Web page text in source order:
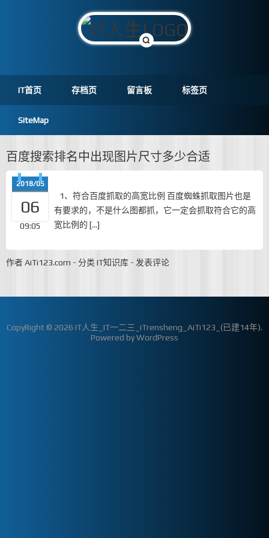
IT首页 存档页 留言板 标签页
SiteMap
百度搜索排名中出现图片尺寸多少合适
2018/05
06
09:05
1、符合百度抓取的高宽比例 百度蜘蛛抓取图片也是
有要求的，不是什么图都抓，它一定会抓取符合它的高
宽比例的 […]
作者AiTi123.com - 分类 IT知识库 - 发表评论
CopyRight © 2026 IT人生_IT一二三_iTrensheng_AiTi123_(已建14年).
Powered byWordPress